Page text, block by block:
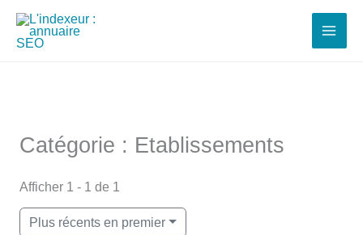
Aller
Catégorie : Etablissements
Afficher 1 - 1 de 1
Plus récents en premier